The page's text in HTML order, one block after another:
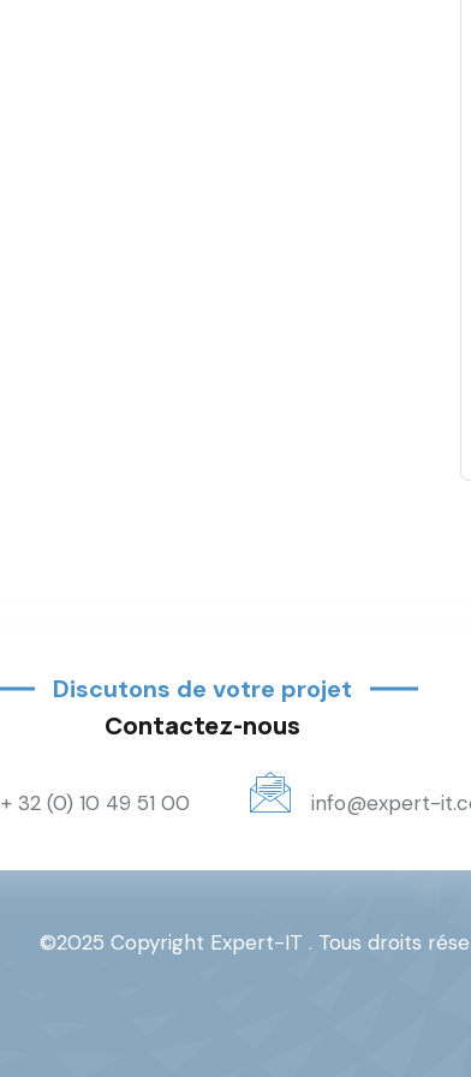
Discutons de votre projet
Contactez-nous
+ 32 (0) 10 49 51 00 info@expert-
©2025 Copyright Expert-IT . Tous droits